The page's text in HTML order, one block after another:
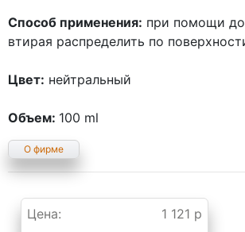
Способ применения: при помощи
втирая распределить по
Цвет: нейтральный
Объем: 100 ml
О фирме
Цена: 1 121 р